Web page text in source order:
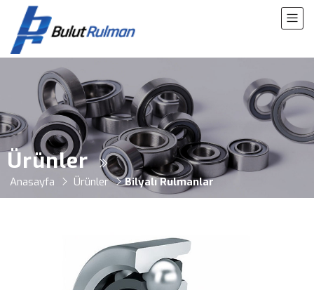
Ürünler
Anasayfa Ürünler Bilyalı Rulmanlar